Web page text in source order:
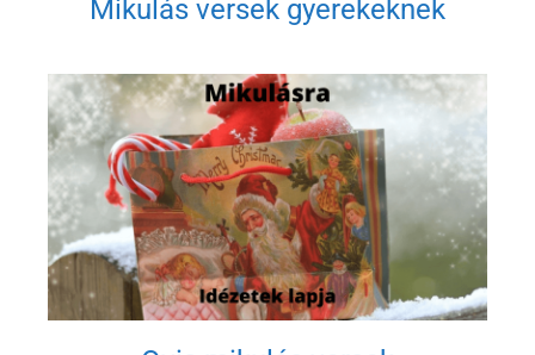
Mikulás versek gyerekeknek